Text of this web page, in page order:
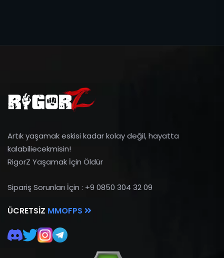
Artık yaşamak eskisi kadar kolay değil, hayatta
kalabiliecekmisin!
RigorZ Yaşamak İçin Öldür
Sipariş Sorunları İçin : +9 0850 304 32 09
ÜCRETSIZ MMOFPS